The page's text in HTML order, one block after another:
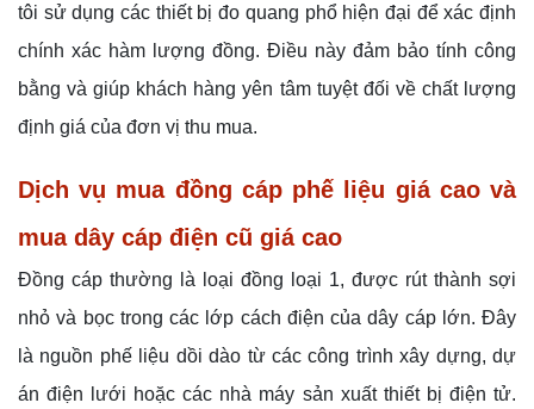
tôi sử dụng các thiết bị đo quang phổ hiện đại để xác định
chính xác hàm lượng đồng. Điều này đảm bảo tính công
bằng và giúp khách hàng yên tâm tuyệt đối về chất lượng
định giá của đơn vị thu mua.
Dịch vụ mua đồng cáp phế liệu giá cao và
mua dây cáp điện cũ giá cao
Đồng cáp thường là loại đồng loại 1, được rút thành sợi
nhỏ và bọc trong các lớp cách điện của dây cáp lớn. Đây
là nguồn phế liệu dồi dào từ các công trình xây dựng, dự
án điện lưới hoặc các nhà máy sản xuất thiết bị điện tử.